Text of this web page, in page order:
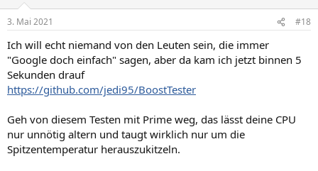
3. Mai 2021 #18
Ich will echt niemand von den Leuten sein, die immer
"Google doch einfach" sagen, aber da kam ich jetzt binnen 5
Sekunden drauf
https://github.com/jedi95/BoostTester
Geh von diesem Testen mit Prime weg, das lässt deine CPU
nur unnötig altern und taugt wirklich nur um die
Spitzentemperatur herauszukitzeln.